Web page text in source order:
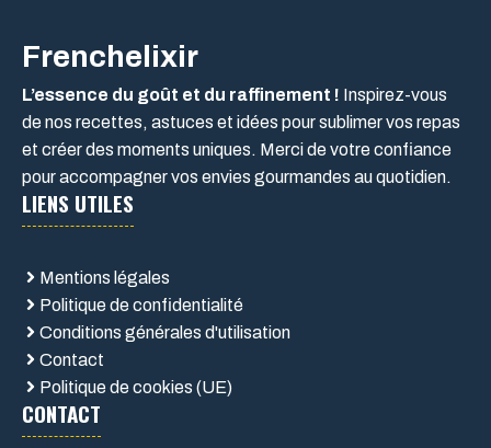
Frenchelixir
L’essence du goût et du raffinement ! Inspirez-vous
de nos recettes, astuces et idées pour sublimer vos repas
et créer des moments uniques. Merci de votre confiance
pour accompagner vos envies gourmandes au quotidien.
LIENS UTILES
Mentions légales
Politique de confidentialité
Conditions générales d'utilisation
Contact
Politique de cookies (UE)
CONTACT